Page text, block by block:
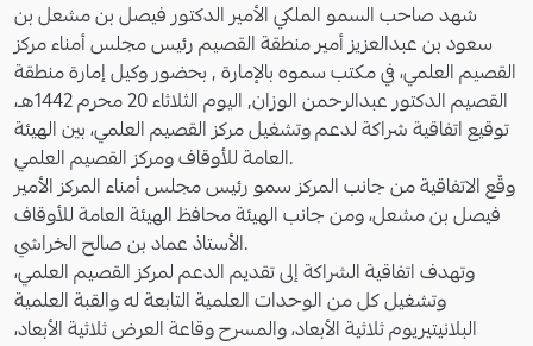
شهد صاحب السمو الملكي الأمير الدكتور فيصل بن مشعل بن
سعود بن عبدالعزيز أمير منطقة القصيم رئيس مجلس أمناء مركز
القصيم العلمي، في مكتب سموه بالإمارة , بحضور وكيل إمارة منطقة
القصيم الدكتور عبدالرحمن الوزان, اليوم الثلاثاء 20 محرم 1442هـ،
توقيع اتفاقية شراكة لدعم وتشغيل مركز القصيم العلمي، بين الهيئة
العامة للأوقاف ومركز القصيم العلمي.
وقّع الاتفاقية من جانب المركز سمو رئيس مجلس أمناء المركز الأمير
فيصل بن مشعل، ومن جانب الهيئة محافظ الهيئة العامة للأوقاف
الأستاذ عماد بن صالح الخراشي.
وتهدف اتفاقية الشراكة إلى تقديم الدعم لمركز القصيم العلمي،
وتشغيل كل من الوحدات العلمية التابعة له والقبة العلمية
البلانيتيريوم ثلاثية الأبعاد، والمسرح وقاعة العرض ثلاثية الأبعاد،